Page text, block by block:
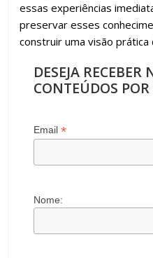
essas experiências
preservar esses
construir uma visão prática
DESEJA RECEBER
CONTEÚDOS
Email*
Nome: